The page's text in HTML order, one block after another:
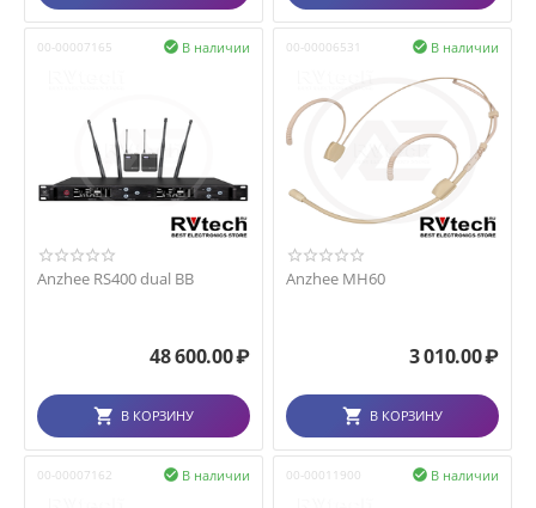
00-00007165 В наличии

Anzhee RS400 dual BB
48 600.00₽
В КОРЗИНУ
00-00006531 В наличии

Anzhee MH60
3 010.00₽
В КОРЗИНУ
00-00007162 В наличии
 00-00011900 В наличии
